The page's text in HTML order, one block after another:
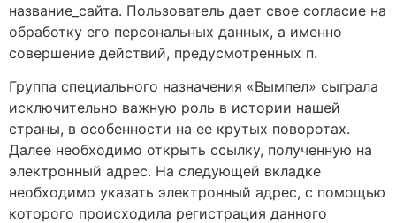
название_сайта. Пользователь дает свое согласие на
обработку его персональных данных, а именно
совершение действий, предусмотренных п.
Группа специального назначения «Вымпел» сыграла
исключительно важную роль в истории нашей
страны, в особенности на ее крутых поворотах.
Далее необходимо открыть ссылку, полученную на
электронный адрес. На следующей вкладке
необходимо указать электронный адрес, с помощью
которого происходила регистрация данного